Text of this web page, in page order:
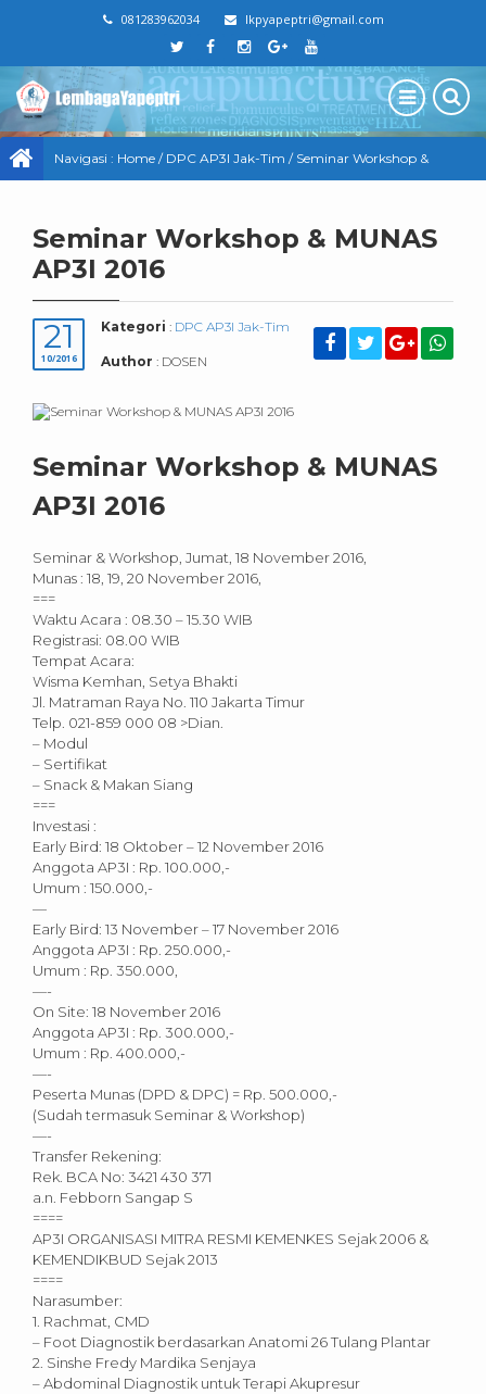
081283962034 lkpyapeptri@gmail.com
Navigasi : Home / DPC AP3I Jak-Tim / Seminar Workshop &
Seminar Workshop & MUNAS
AP3I 2016
21
10/2016
Kategori : DPC AP3I Jak-Tim
Author : DOSEN
Seminar Workshop & MUNAS
AP3I 2016
Seminar & Workshop, Jumat, 18 November 2016,
Munas : 18, 19, 20 November 2016,
===
Waktu Acara : 08.30 – 15.30 WIB
Registrasi: 08.00 WIB
Tempat Acara:
Wisma Kemhan, Setya Bhakti
Jl. Matraman Raya No. 110 Jakarta Timur
Telp. 021-859 000 08 >Dian.
– Modul
– Sertifikat
– Snack & Makan Siang
===
Investasi :
Early Bird: 18 Oktober – 12 November 2016
Anggota AP3I : Rp. 100.000,-
Umum : 150.000,-
—
Early Bird: 13 November – 17 November 2016
Anggota AP3I : Rp. 250.000,-
Umum : Rp. 350.000,
—-
On Site: 18 November 2016
Anggota AP3I : Rp. 300.000,-
Umum : Rp. 400.000,-
—-
Peserta Munas (DPD & DPC) = Rp. 500.000,-
(Sudah termasuk Seminar & Workshop)
—-
Transfer Rekening:
Rek. BCA No: 3421 430 371
a.n. Febborn Sangap S
====
AP3I ORGANISASI MITRA RESMI KEMENKES Sejak 2006 &
KEMENDIKBUD Sejak 2013
====
Narasumber:
1. Rachmat, CMD
– Foot Diagnostik berdasarkan Anatomi 26 Tulang Plantar
2. Sinshe Fredy Mardika Senjaya
– Abdominal Diagnostik untuk Terapi Akupresur